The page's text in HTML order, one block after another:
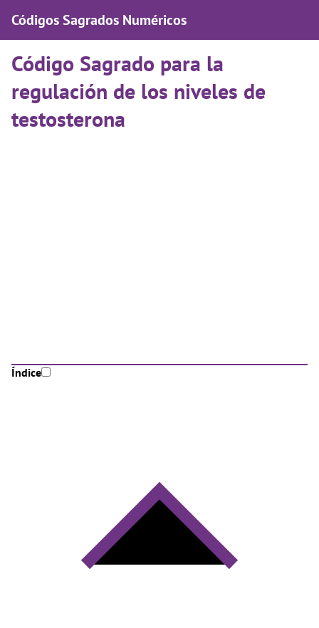
Códigos Sagrados Numéricos
Código Sagrado para la
regulación de los niveles de
testosterona
Índice